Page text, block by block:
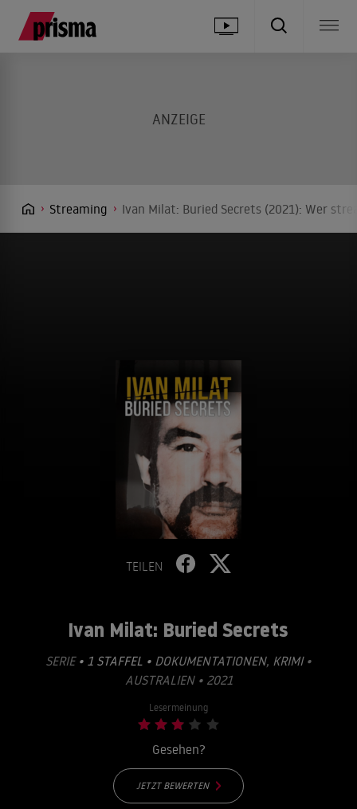
Streaming Ivan Milat: Buried Secrets (2021): Wer
TEILEN
Ivan Milat: Buried Secrets
SERIE • 1 STAFFEL • DOKUMENTATIONEN, KRIMI•
AUSTRALIEN • 2021
Lesermeinung
Gesehen?
JETZT BEWERTEN